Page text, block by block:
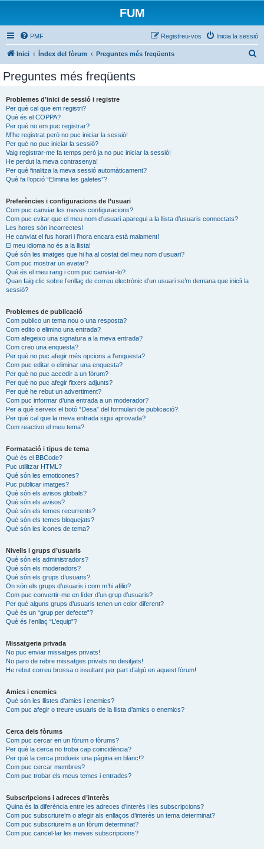
FUM
PMF Inicia la sessió
Registreu-vos
Inici Índex del fòrum Preguntes més freqüents
Preguntes més freqüents
Problemes d’inici de sessió i registre
Per què cal que em registri?
Què és el COPPA?
Per què no em puc registrar?
M’he registrat però no puc iniciar la sessió!
Per què no puc iniciar la sessió?
Vaig registrar-me fa temps però ja no puc iniciar la sessió!
He perdut la meva contrasenya!
Per què finalitza la meva sessió automàticament?
Què fa l’opció “Elimina les galetes”?
Preferències i configuracions de l’usuari
Com puc canviar les meves configuracions?
Com puc evitar que el meu nom d’usuari aparegui a la llista d’usuaris connectats?
Les hores són incorrectes!
He canviat el fus horari i l’hora encara està malament!
El meu idioma no és a la llista!
Què són les imatges que hi ha al costat del meu nom d’usuari?
Com puc mostrar un avatar?
Què és el meu rang i com puc canviar-lo?
Quan faig clic sobre l’enllaç de correu electrònic d’un usuari se’m demana que iniciï la
sessió?
Problemes de publicació
Com publico un tema nou o una resposta?
Com edito o elimino una entrada?
Com afegeixo una signatura a la meva entrada?
Com creo una enquesta?
Per què no puc afegir més opcions a l’enquesta?
Com puc editar o eliminar una enquesta?
Per què no puc accedir a un fòrum?
Per què no puc afegir fitxers adjunts?
Per què he rebut un advertiment?
Com puc informar d’una entrada a un moderador?
Per a què serveix el botó “Desa” del formulari de publicació?
Per què cal que la meva entrada sigui aprovada?
Com reactivo el meu tema?
Formatació i tipus de tema
Què és el BBCode?
Puc utilitzar HTML?
Què són les emoticones?
Puc publicar imatges?
Què són els avisos globals?
Què són els avisos?
Què són els temes recurrents?
Què són els temes bloquejats?
Què són les icones de tema?
Nivells i grups d’usuaris
Què són els administradors?
Què són els moderadors?
Què són els grups d’usuaris?
On són els grups d’usuaris i com m’hi afilio?
Com puc convertir-me en líder d’un grup d’usuaris?
Per què alguns grups d’usuaris tenen un color diferent?
Què és un “grup per defecte”?
Què és l’enllaç “L’equip”?
Missatgeria privada
No puc enviar missatges privats!
No paro de rebre missatges privats no desitjats!
He rebut correu brossa o insultant per part d’algú en aquest fòrum!
Amics i enemics
Què són les llistes d’amics i enemics?
Com puc afegir o treure usuaris de la llista d’amics o enemics?
Cerca dels fòrums
Com puc cercar en un fòrum o fòrums?
Per què la cerca no troba cap coincidència?
Per què la cerca produeix una pàgina en blanc!?
Com puc cercar membres?
Com puc trobar els meus temes i entrades?
Subscripcions i adreces d’interès
Quina és la diferència entre les adreces d’interès i les subscripcions?
Com puc subscriure’m o afegir als enllaços d’interès un tema determinat?
Com puc subscriure’m a un fòrum determinat?
Com puc cancel·lar les meves subscripcions?